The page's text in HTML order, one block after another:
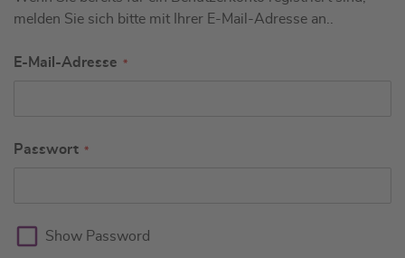
melden Sie sich bitte mit Ihrer E-Mail-Adresse an..
E-Mail-Adresse
Passwort
Show Password